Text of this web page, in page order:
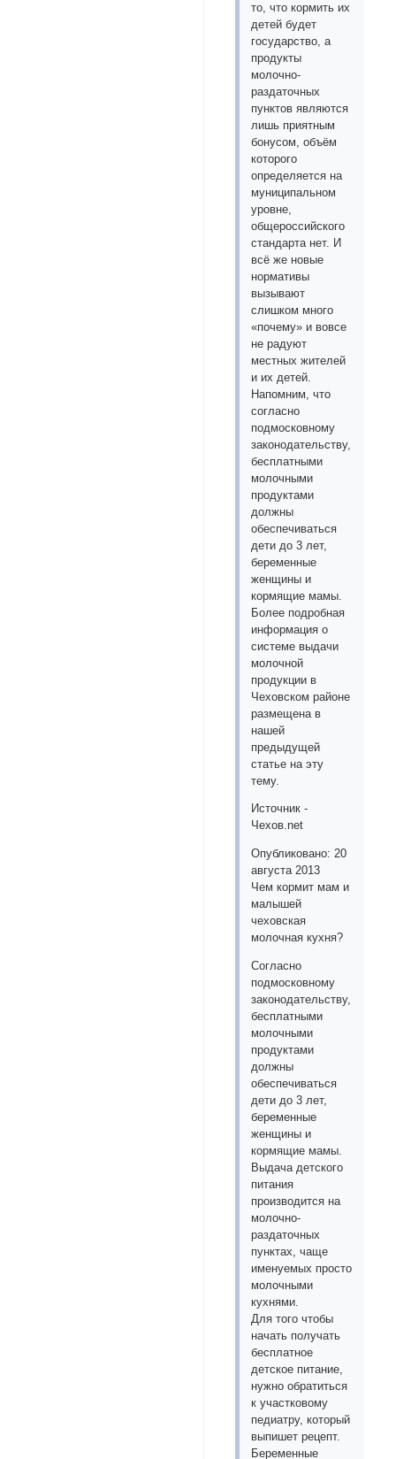
то, что кормить их
детей будет
государство, а
продукты
молочно-
раздаточных
пунктов являются
лишь приятным
бонусом, объём
которого
определяется на
муниципальном
уровне,
общероссийского
стандарта нет. И
всё же новые
нормативы
вызывают
слишком много
«почему» и вовсе
не радуют
местных жителей
и их детей.
Напомним, что
согласно
подмосковному
законодательству,
бесплатными
молочными
продуктами
должны
обеспечиваться
дети до 3 лет,
беременные
женщины и
кормящие мамы.
Более подробная
информация о
системе выдачи
молочной
продукции в
Чеховском районе
размещена в
нашей
предыдущей
статье на эту
тему.
Источник -
Чехов.net
Опубликовано: 20
августа 2013
Чем кормит мам и
малышей
чеховская
молочная кухня?
Согласно
подмосковному
законодательству,
бесплатными
молочными
продуктами
должны
обеспечиваться
дети до 3 лет,
беременные
женщины и
кормящие мамы.
Выдача детского
питания
производится на
молочно-
раздаточных
пунктах, чаще
именуемых просто
молочными
кухнями.
Для того чтобы
начать получать
бесплатное
детское питание,
нужно обратиться
к участковому
педиатру, который
выпишет рецепт.
Беременные